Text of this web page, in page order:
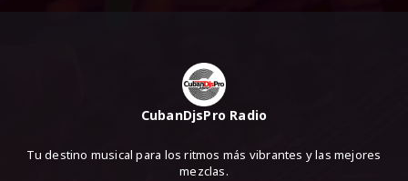
CubanDjsPro Radio
Tu destino musical para los ritmos más vibrantes y las mejores
mezclas.